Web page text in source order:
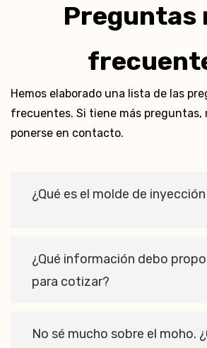
Preguntas
Hemos elaborado una lista de las
frecuentes. Si tiene más preguntas,
ponerse en contacto.
¿Qué es el molde de
¿Qué información debo
para cotizar?
No sé mucho sobre el moho.